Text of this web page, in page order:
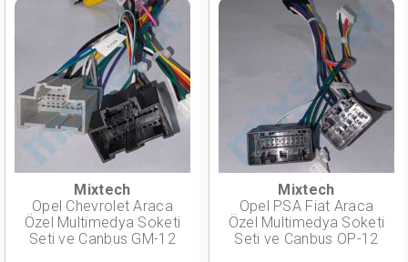
Mixtech
Opel Chevrolet Araca
Özel Multimedya Soketi
Seti ve Canbus GM-12
Mixtech
Opel PSA Fiat Araca
Özel Multimedya Soketi
Seti ve Canbus OP-12